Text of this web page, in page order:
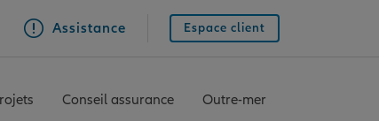
Assistance Espace client
Conseil assurance Outre-mer